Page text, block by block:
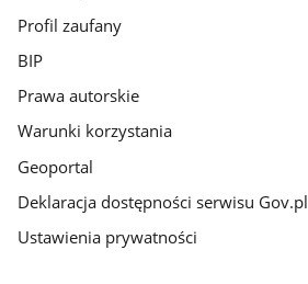
Profil zaufany
BIP
Prawa autorskie
Warunki korzystania
Geoportal
Deklaracja dostępności serwisu Gov.pl
Ustawienia prywatności